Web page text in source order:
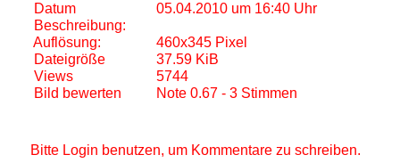
Datum
05.04.2010 um 16:40 Uhr
Beschreibung:
Auflösung:
460x345 Pixel
Dateigröße
37.59 KiB
Views
5744
Bild bewerten
Note 0.67 - 3 Stimmen
Bitte Login benutzen, um Kommentare zu schreiben.